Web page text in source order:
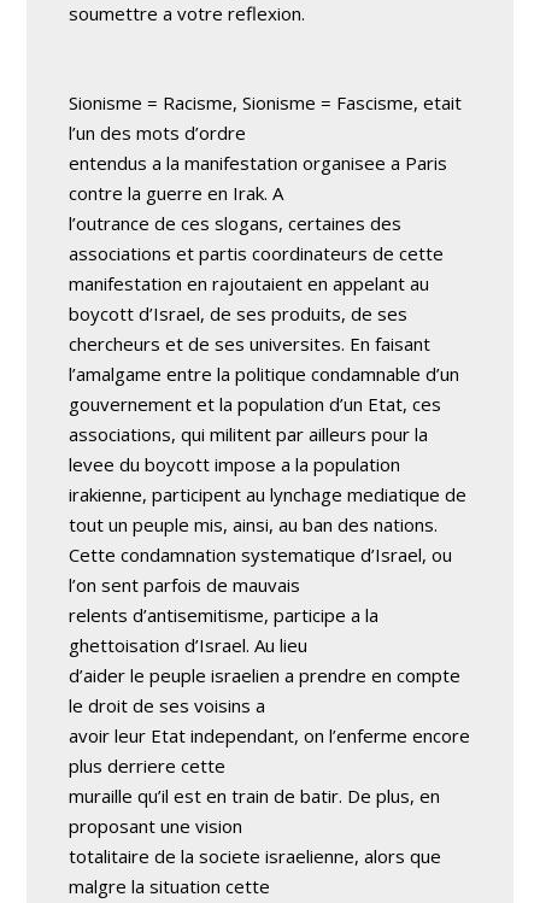
soumettre a votre reflexion.
Sionisme = Racisme, Sionisme = Fascisme, etait
l’un des mots d’ordre
entendus a la manifestation organisee a Paris
contre la guerre en Irak. A
l’outrance de ces slogans, certaines des
associations et partis coordinateurs de cette
manifestation en rajoutaient en appelant au
boycott d’Israel, de ses produits, de ses
chercheurs et de ses universites. En faisant
l’amalgame entre la politique condamnable d’un
gouvernement et la population d’un Etat, ces
associations, qui militent par ailleurs pour la
levee du boycott impose a la population
irakienne, participent au lynchage mediatique de
tout un peuple mis, ainsi, au ban des nations.
Cette condamnation systematique d’Israel, ou
l’on sent parfois de mauvais
relents d’antisemitisme, participe a la
ghettoisation d’Israel. Au lieu
d’aider le peuple israelien a prendre en compte
le droit de ses voisins a
avoir leur Etat independant, on l’enferme encore
plus derriere cette
muraille qu’il est en train de batir. De plus, en
proposant une vision
totalitaire de la societe israelienne, alors que
malgre la situation cette